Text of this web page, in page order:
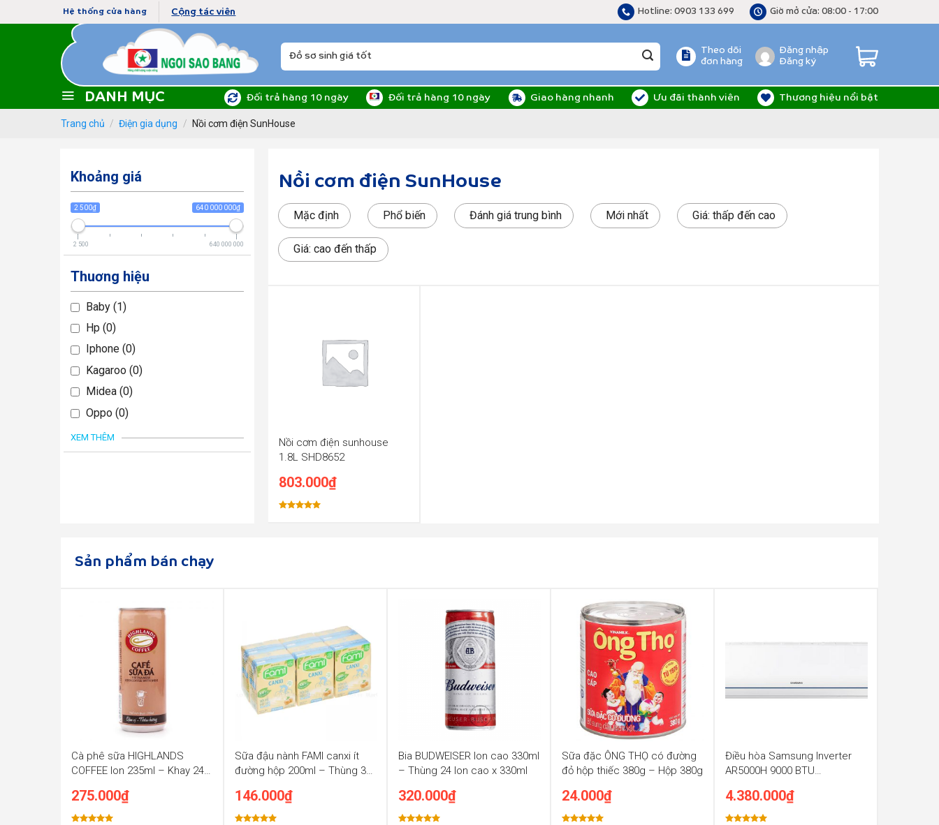
to
Hệ thống cửa hàng Cộng tác viên Hotline: 0903 133 699 Giờ mở cửa: 08:00 - 17:00
Tìm
Theo dõi
đơn hàng
Đăng nhập
Đăng ký
DANH MỤC Đối trả hàng 10 ngày Đối trả hàng 10 ngày Giao hàng nhanh Ưu đãi thành viên Thương hiệu nổi bật
Trang chủ / Điện gia dụng / Nồi cơm điện SunHouse
Khoảng giá
2 500₫ 640 000 000₫
2 500 640 000 000
Thuơng hiệu
Baby 1
Hp 0
Iphone 0
Kagaroo 0
Midea 0
Oppo 0
XEM THÊM
Nồi cơm điện SunHouse
Mặc định Phổ biến Đánh giá trung bình Mới nhất Giá: thấp đến cao
Giá: cao đến thấp
Nồi cơm điện sunhouse
1.8L SHD8652
803.000₫
Sản phẩm bán chạy
Cà phê sữa HIGHLANDS
COFFEE lon 235ml – Khay 24
275.000₫
Sữa đậu nành FAMI canxi ít
đường hộp 200ml – Thùng 36
146.000₫
Bia BUDWEISER lon cao 330ml
– Thùng 24 lon cao x 330ml
320.000₫
Sữa đặc ÔNG THỌ có đường
đỏ hộp thiếc 380g – Hộp 380g
24.000₫
Điều hòa Samsung Inverter
AR5000H 9000 BTU
4.380.000₫